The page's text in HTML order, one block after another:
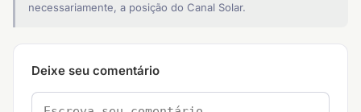
necessariamente, a posição do Canal Solar.
Deixe seu comentário